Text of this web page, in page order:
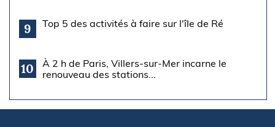
9 Top 5 des activités à faire sur l'île de Ré
10
À 2 h de Paris, Villers-sur-Mer incarne le
renouveau des stations...